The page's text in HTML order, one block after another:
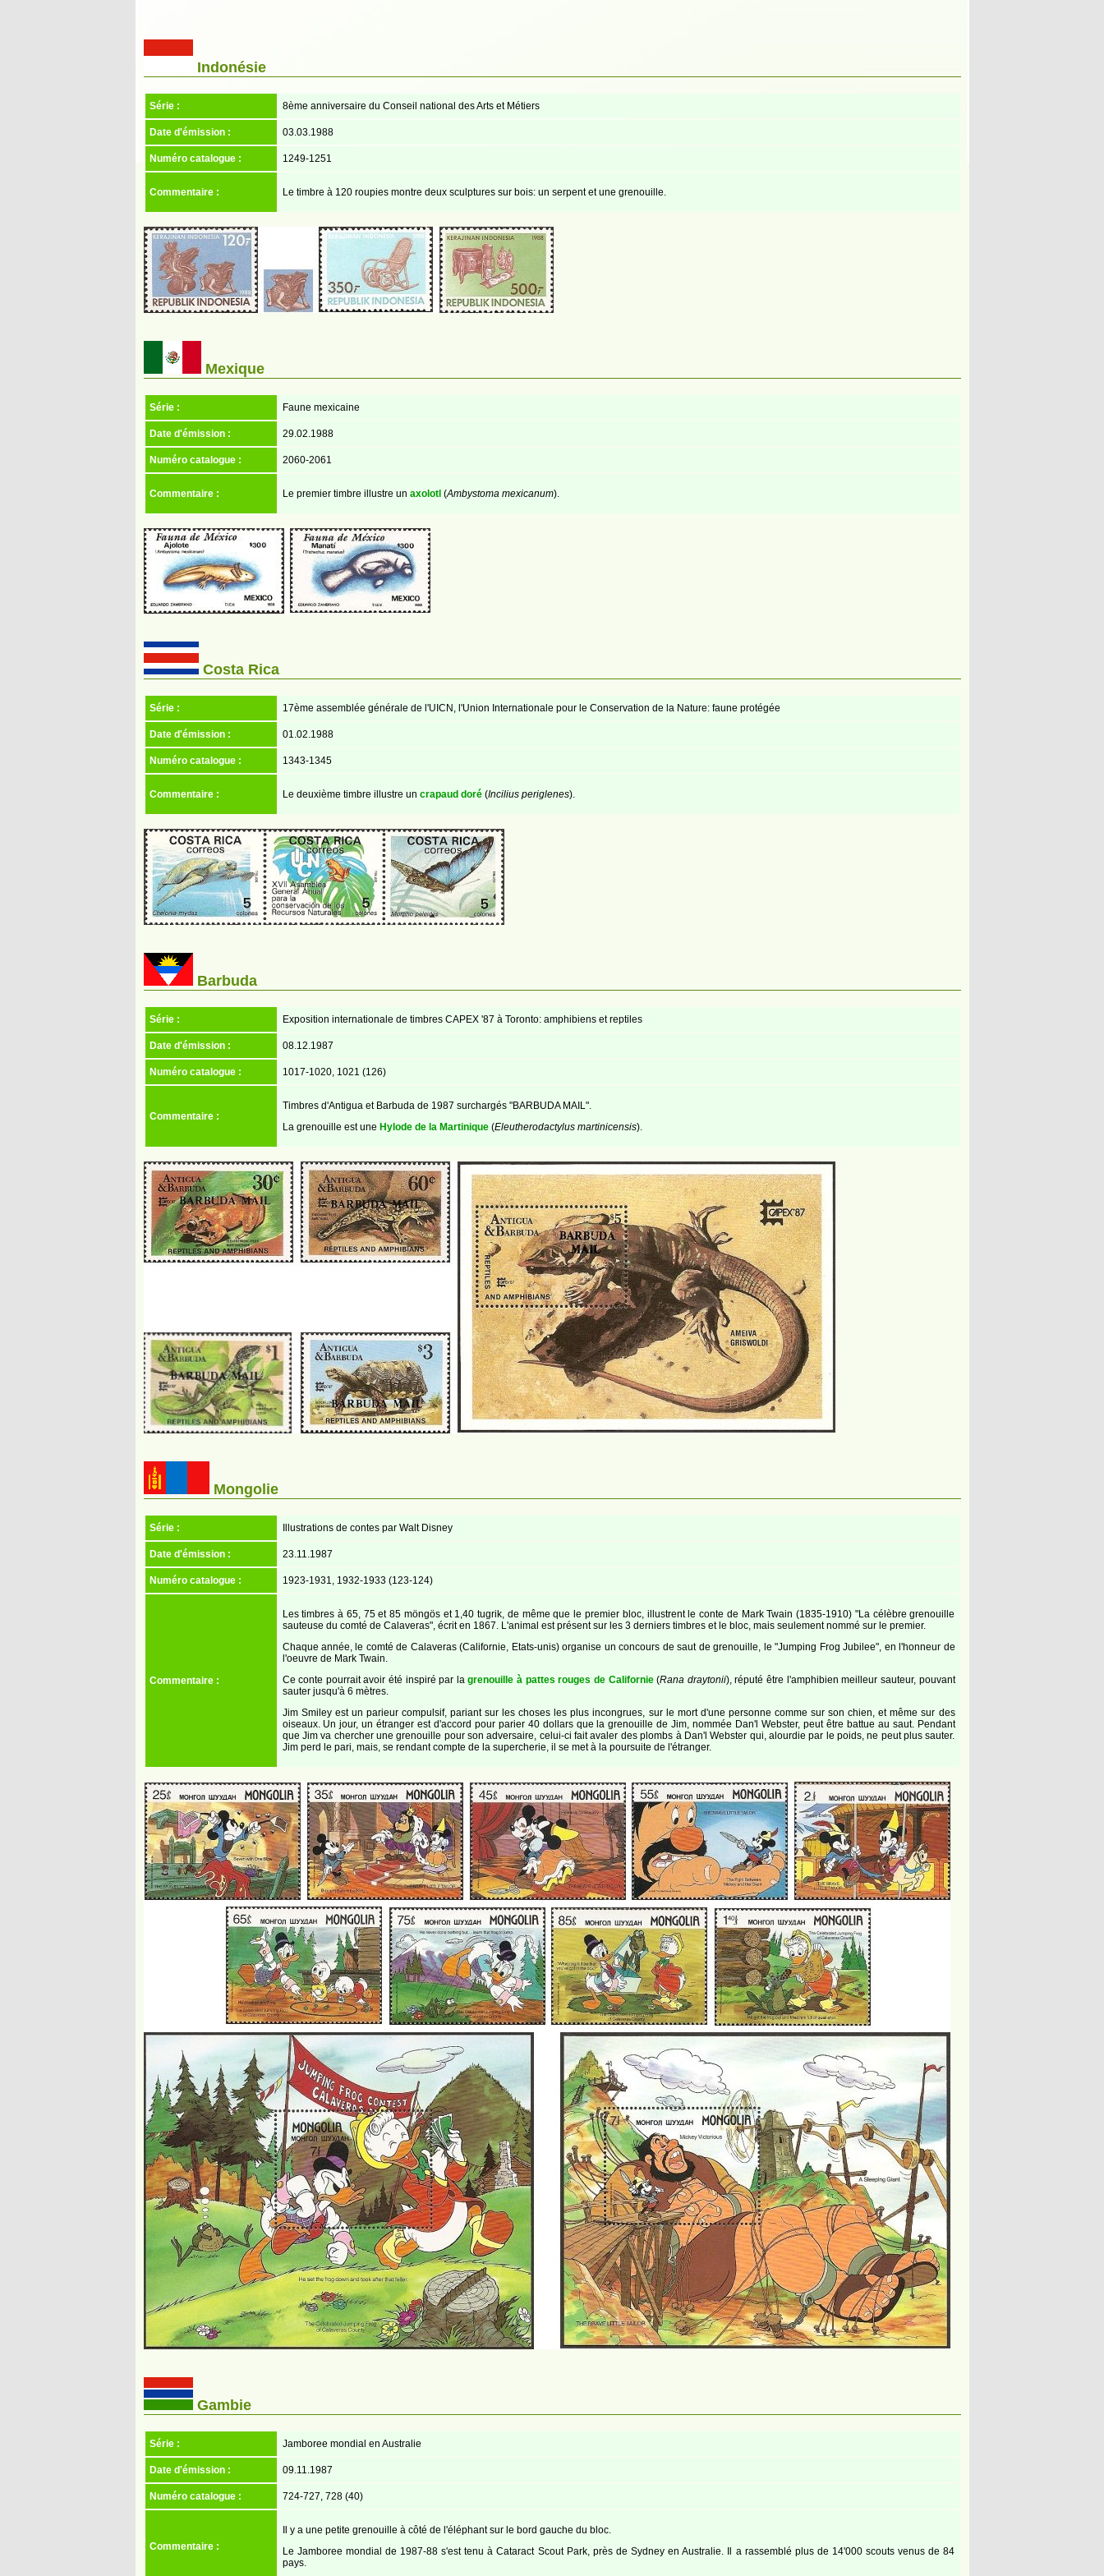
Indonésie
Série : 8ème anniversaire du Conseil national des Arts et Métiers
Date d'émission : 03.03.1988
Numéro catalogue : 1249-1251
Commentaire : Le timbre à 120 roupies montre deux sculptures sur bois: un serpent et une grenouille.
Mexique
Série : Faune mexicaine
Date d'émission : 29.02.1988
Numéro catalogue : 2060-2061
Commentaire : Le premier timbre illustre un axolotl(Ambystoma mexicanum).
Costa Rica
Série : 17ème assemblée générale de l'UICN, l'Union Internationale pour le Conservation de la Nature: faune protégée
Date d'émission : 01.02.1988
Numéro catalogue : 1343-1345
Commentaire : Le deuxième timbre illustre un crapaud doré(Incilius periglenes).
Barbuda
Série : Exposition internationale de timbres CAPEX '87 à Toronto: amphibiens et reptiles
Date d'émission : 08.12.1987
Numéro catalogue : 1017-1020, 1021 (126)
Commentaire :
Timbres d'Antigua et Barbuda de 1987 surchargés "BARBUDA MAIL".
La grenouille est une Hylode de la Martinique(Eleutherodactylus martinicensis).
Mongolie
Série : Illustrations de contes par Walt Disney
Date d'émission : 23.11.1987
Numéro catalogue : 1923-1931, 1932-1933 (123-124)
Commentaire :
Les timbres à 65, 75 et 85 möngös et 1,40 tugrik, de même que le premier bloc, illustrent le conte de Mark Twain (1835-1910) "La célèbre grenouille
sauteuse du comté de Calaveras", écrit en 1867. L'animal est présent sur les 3 derniers timbres et le bloc, mais seulement nommé sur le premier.
Chaque année, le comté de Calaveras (Californie, Etats-unis) organise un concours de saut de grenouille, le "Jumping Frog Jubilee", en l'honneur de
l'oeuvre de Mark Twain.
Ce conte pourrait avoir été inspiré par lagrenouille à pattes rouges de Californie(Rana draytonii), réputé être l'amphibien meilleur sauteur, pouvant
sauter jusqu'à 6 mètres.
Jim Smiley est un parieur compulsif, pariant sur les choses les plus incongrues, sur le mort d'une personne comme sur son chien, et même sur des
oiseaux. Un jour, un étranger est d'accord pour parier 40 dollars que la grenouille de Jim, nommée Dan'l Webster, peut être battue au saut. Pendant
que Jim va chercher une grenouille pour son adversaire, celui-ci fait avaler des plombs à Dan'l Webster qui, alourdie par le poids, ne peut plus sauter.
Jim perd le pari, mais, se rendant compte de la supercherie, il se met à la poursuite de l'étranger.
Gambie
Série : Jamboree mondial en Australie
Date d'émission : 09.11.1987
Numéro catalogue : 724-727, 728 (40)
Commentaire :
Il y a une petite grenouille à côté de l'éléphant sur le bord gauche du bloc.
Le Jamboree mondial de 1987-88 s'est tenu à Cataract Scout Park, près de Sydney en Australie. Il a rassemblé plus de 14'000 scouts venus de 84
pays.